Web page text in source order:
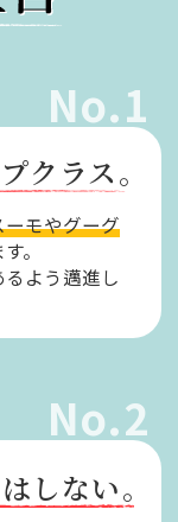
No.1
クラス。
ーモやグーグ
。
よう邁進し
No.2
はしない。